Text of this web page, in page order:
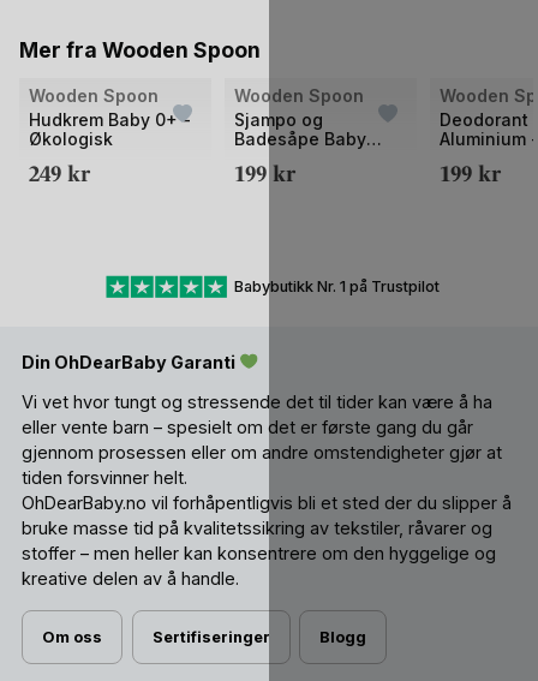
Mer fra Wooden Spoon
Bilde
av
Wooden Spoon
Hudkrem Baby 0+ -
Økologisk
249 kr
Wooden Spoon
Sjampo og
Badesåpe Baby
Økologisk | 300ml
199 kr
Wooden
Deodorant
Aluminium
Sensitive
199 kr
Babybutikk Nr. 1 på Trustpilot
Din OhDearBaby Garanti
Vi vet hvor tungt og stressende det til tider kan være å ha
eller vente barn – spesielt om det er første gang du går
gjennom prosessen eller om andre omstendigheter gjør at
tiden forsvinner helt.
OhDearBaby.no vil forhåpentligvis bli et sted der du slipper å
bruke masse tid på kvalitetssikring av tekstiler, råvarer og
stoffer – men heller kan konsentrere om den hyggelige og
kreative delen av å handle.
Om oss Sertifiseringer Blogg